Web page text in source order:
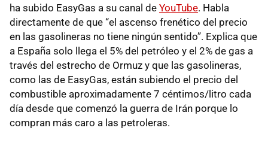
ha subido EasyGas a su canal de YouTube. Habla
directamente de que “el ascenso frenético del precio
en las gasolineras no tiene ningún sentido”. Explica que
a España solo llega el 5% del petróleo y el 2% de gas a
través del estrecho de Ormuz y que las gasolineras,
como las de EasyGas, están subiendo el precio del
combustible aproximadamente 7 céntimos/litro cada
día desde que comenzó la guerra de Irán porque lo
compran más caro a las petroleras.